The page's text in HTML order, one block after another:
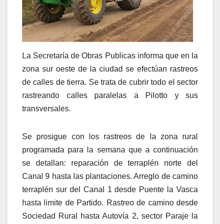
La Secretaría de Obras Publicas informa que en la
zona sur oeste de la ciudad se efectúan rastreos
de calles de tierra. Se trata de cubrir todo el sector
rastreando calles paralelas a Pilotto y sus
transversales.
Se prosigue con los rastreos de la zona rural
programada para la semana que a continuación
se detallan: reparación de terraplén norte del
Canal 9 hasta las plantaciones. Arreglo de camino
terraplén sur del Canal 1 desde Puente la Vasca
hasta limite de Partido. Rastreo de camino desde
Sociedad Rural hasta Autovía 2, sector Paraje la